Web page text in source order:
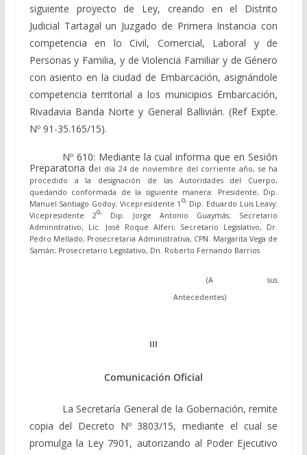
siguiente proyecto de Ley, creando en el Distrito
Judicial Tartagal un Juzgado de Primera Instancia con
competencia en lo Civil, Comercial, Laboral y de
Personas y Familia, y de Violencia Familiar y de Género
con asiento en la ciudad de Embarcación, asignándole
competencia territorial a los municipios Embarcación,
Rivadavia Banda Norte y General Ballivián. (Ref Expte.
Nº 91-35.165/15).
Nº 610: Mediante la cual informa que en Sesión
Preparatoria del día 24 de noviembre del corriente año, se ha
procedido a la designación de las Autoridades del Cuerpo,
quedando conformada de la siguiente manera: Presidente, Dip.
Manuel Santiago Godoy; Vicepresidente 1 o, Dip. Eduardo Luis Leavy:
Vicepresidente 2o, Dip. Jorge Antonio Guaymás; Secretario
Administrativo, Lic. José Roque Alferi; Secretario Legislativo, Dr.
Pedro Mellado; Prosecretaria Administrativa, CPN. Margarita Vega de
Samán; Prosecretario Legislativo, Dn. Roberto Fernando Barrios
(A sus
Antecedentes)
III
Comunicación Oficial
La Secretaría General de la Gobernación, remite
copia del Decreto Nº 3803/15, mediante el cual se
promulga la Ley 7901, autorizando al Poder Ejecutivo